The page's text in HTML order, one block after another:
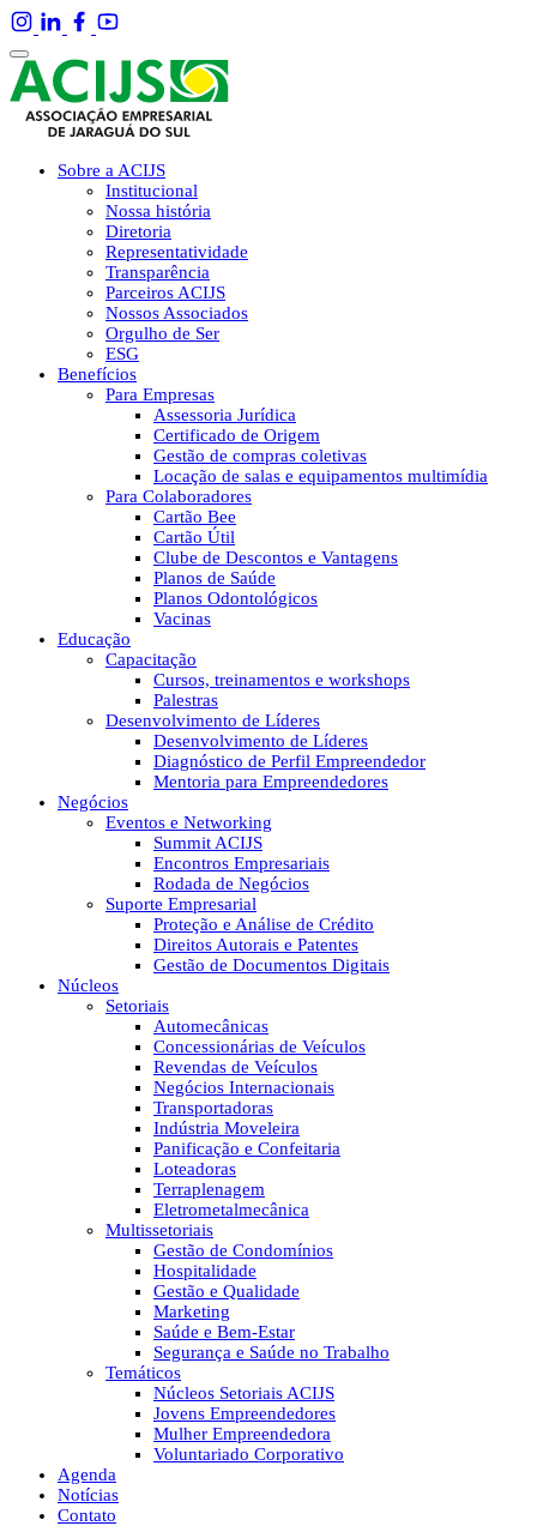
Sobre a ACIJS
Institucional
Nossa história
Diretoria
Representatividade
Transparência
Parceiros ACIJS
Nossos Associados
Orgulho de Ser
ESG
Benefícios
Para Empresas
Assessoria Jurídica
Certificado de Origem
Gestão de compras coletivas
Locação de salas e equipamentos multimídia
Para Colaboradores
Cartão Bee
Cartão Útil
Clube de Descontos e Vantagens
Planos de Saúde
Planos Odontológicos
Vacinas
Educação
Capacitação
Cursos, treinamentos e workshops
Palestras
Desenvolvimento de Líderes
Desenvolvimento de Líderes
Diagnóstico de Perfil Empreendedor
Mentoria para Empreendedores
Negócios
Eventos e Networking
Summit ACIJS
Encontros Empresariais
Rodada de Negócios
Suporte Empresarial
Proteção e Análise de Crédito
Direitos Autorais e Patentes
Gestão de Documentos Digitais
Núcleos
Setoriais
Automecânicas
Concessionárias de Veículos
Revendas de Veículos
Negócios Internacionais
Transportadoras
Indústria Moveleira
Panificação e Confeitaria
Loteadoras
Terraplenagem
Eletrometalmecânica
Multissetoriais
Gestão de Condomínios
Hospitalidade
Gestão e Qualidade
Marketing
Saúde e Bem-Estar
Segurança e Saúde no Trabalho
Temáticos
Núcleos Setoriais ACIJS
Jovens Empreendedores
Mulher Empreendedora
Voluntariado Corporativo
Agenda
Notícias
Contato